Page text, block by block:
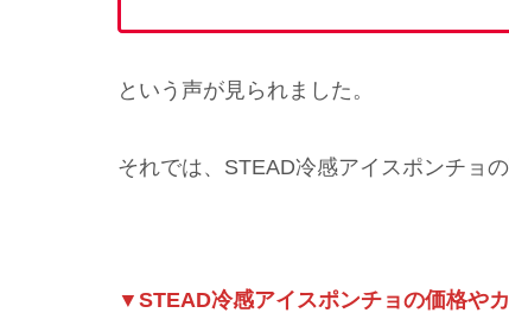
という声が見られました。
それでは、STEAD冷感アイスポンチョ
▼STEAD冷感アイスポンチョの価格や